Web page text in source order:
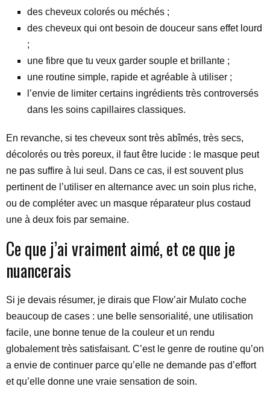
des cheveux colorés ou méchés ;
des cheveux qui ont besoin de douceur sans effet lourd
;
une fibre que tu veux garder souple et brillante ;
une routine simple, rapide et agréable à utiliser ;
l’envie de limiter certains ingrédients très controversés
dans les soins capillaires classiques.
En revanche, si tes cheveux sont très abîmés, très secs,
décolorés ou très poreux, il faut être lucide : le masque peut
ne pas suffire à lui seul. Dans ce cas, il est souvent plus
pertinent de l’utiliser en alternance avec un soin plus riche,
ou de compléter avec un masque réparateur plus costaud
une à deux fois par semaine.
Ce que j’ai vraiment aimé, et ce que je
nuancerais
Si je devais résumer, je dirais que Flow’air Mulato coche
beaucoup de cases : une belle sensorialité, une utilisation
facile, une bonne tenue de la couleur et un rendu
globalement très satisfaisant. C’est le genre de routine qu’on
a envie de continuer parce qu’elle ne demande pas d’effort
et qu’elle donne une vraie sensation de soin.